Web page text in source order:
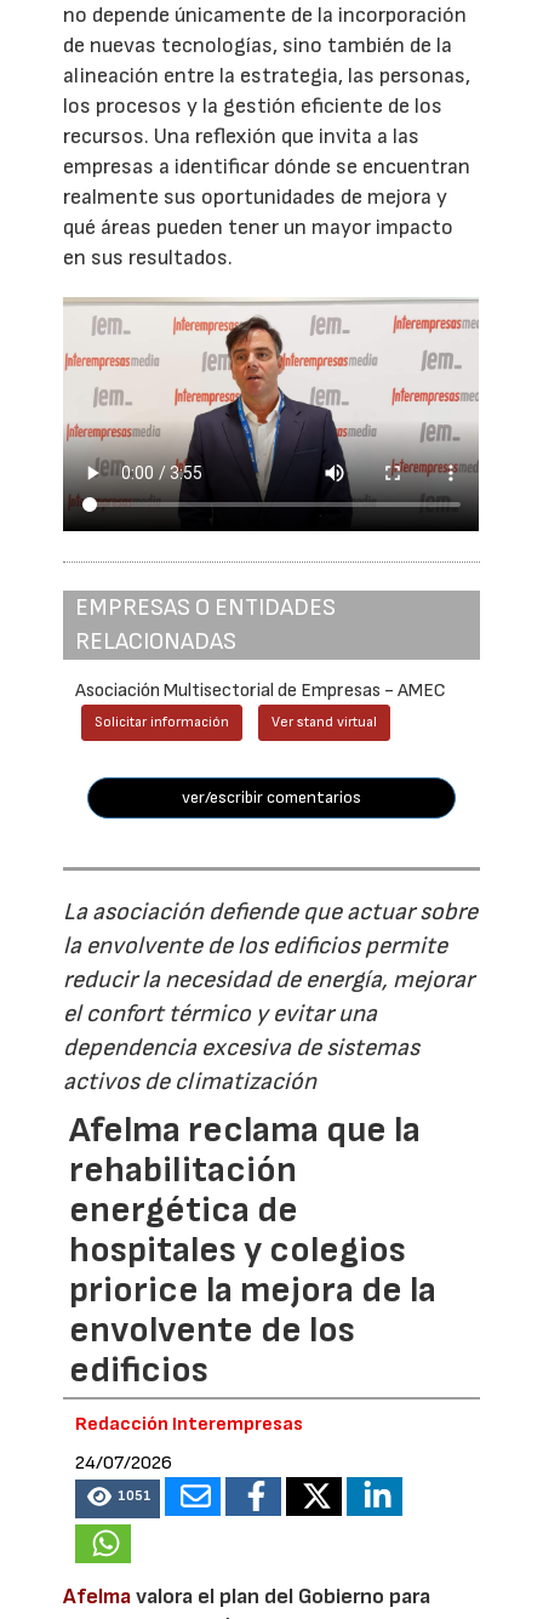
no depende únicamente de la incorporación
de nuevas tecnologías, sino también de la
alineación entre la estrategia, las personas,
los procesos y la gestión eficiente de los
recursos. Una reflexión que invita a las
empresas a identificar dónde se encuentran
realmente sus oportunidades de mejora y
qué áreas pueden tener un mayor impacto
en sus resultados.
EMPRESAS O ENTIDADES
RELACIONADAS
Asociación Multisectorial de Empresas - AMEC
Solicitar información Ver stand virtual
ver/escribir comentarios
La asociación defiende que actuar sobre
la envolvente de los edificios permite
reducir la necesidad de energía, mejorar
el confort térmico y evitar una
dependencia excesiva de sistemas
activos de climatización
Afelma reclama que la
rehabilitación
energética de
hospitales y colegios
priorice la mejora de la
envolvente de los
edificios
Redacción Interempresas
24/07/2026
1051
Afelmavalora el plan del Gobierno para